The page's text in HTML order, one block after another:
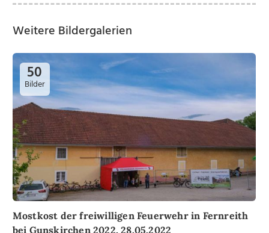
Weitere Bildergalerien
50
Bilder
Mostkost der freiwilligen Feuerwehr in Fernreith
bei Gunskirchen 2022, 28.05.2022